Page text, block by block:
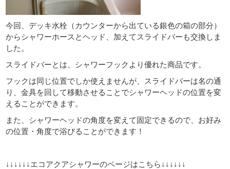
今回、デッキ水栓（カウンターから出ている銀色の箱の部分）
からシャワーホースとヘッド、加えてスライドバーも交換しま
した。
スライドバーとは、シャワーフックより優れた商品です。
フックは同じ位置でしか使えませんが、スライドバーは名の通
り、金具を回して移動させることでシャワーヘッドの位置を変
えることができます。
また、シャワーヘッドの角度を変えて固定できるので、お好み
の位置・角度で浴びることができます！
↓↓↓↓↓↓エコアクアシャワーのページはこちら↓↓↓↓↓↓